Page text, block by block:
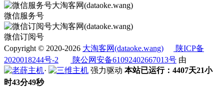
微信服务号
微信订阅号
Copyright © 2020-2026 大淘客网(dataoke.wang)
陕ICP备
2020018244号-2
陕公网安备61092402667013号 由
·
强力驱动 本站已运行：4407天21小
时43分50秒